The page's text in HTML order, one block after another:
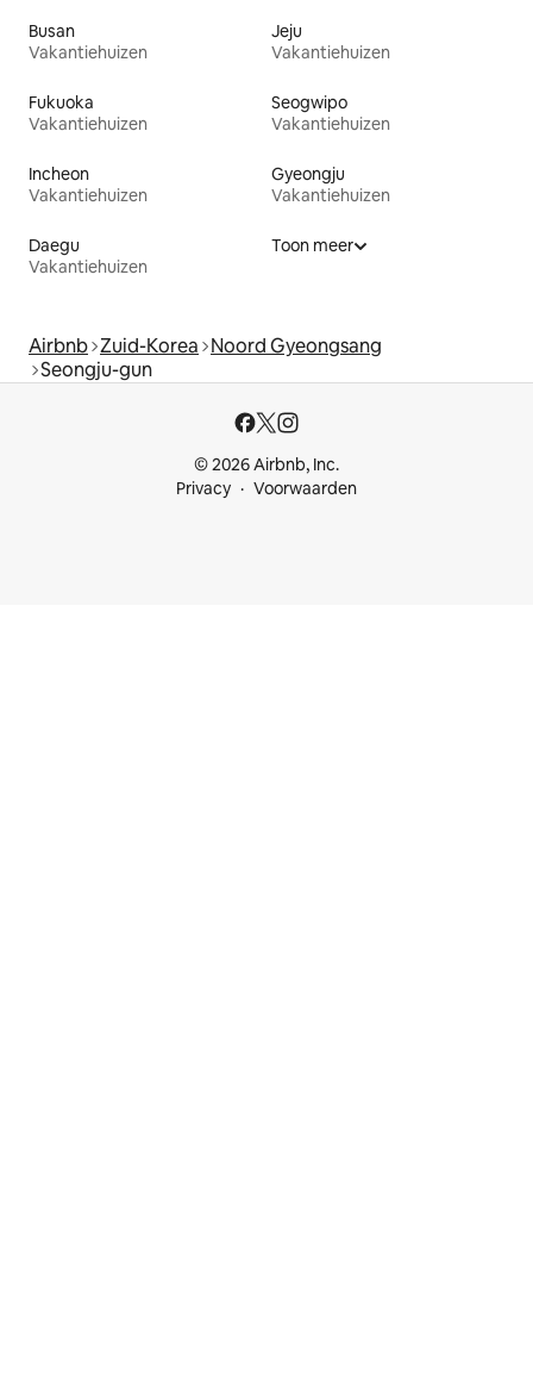
Busan
Vakantiehuizen
Jeju
Vakantiehuizen
Fukuoka
Vakantiehuizen
Seogwipo
Vakantiehuizen
Incheon
Vakantiehuizen
Gyeongju
Vakantiehuizen
Daegu
Vakantiehuizen
Toon meer
Airbnb Zuid-Korea Noord Gyeongsang
Seongju-gun
© 2026 Airbnb, Inc.
Privacy
Voorwaarden